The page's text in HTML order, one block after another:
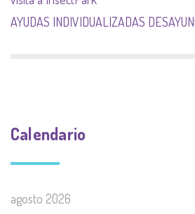
AYUDAS INDIVIDUALIZADAS
Calendario
agosto 2026